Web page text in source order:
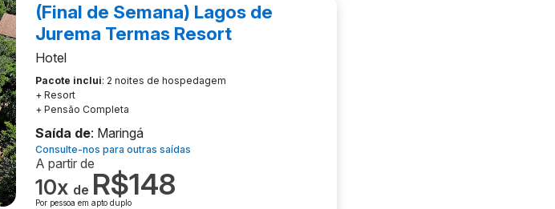
(Final de Semana) Lagos de
Jurema Termas Resort
Hotel
Pacote inclui: 2 noites de hospedagem
+ Resort
+ Pensão Completa
Saída de: Maringá
Consulte-nos para outras saídas
A partir de
10x de R$148
Por pessoa em apto duplo